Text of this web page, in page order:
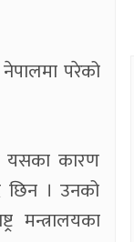
परेको
यसका कारण
छिन । उनको
मन्त्रालयका